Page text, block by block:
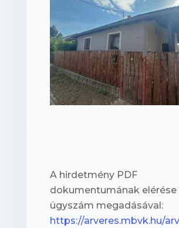
A hirdetmény PDF
dokumentumának elérése
ügyszám megadásával:
https://arveres.mbvk.hu/